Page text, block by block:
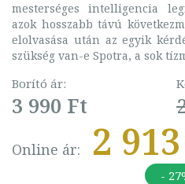
mesterséges intelligencia
azok hosszabb távú
elolvasása után az egyik
szükség van-e Spotra, a sok
Borító ár:
3 990 Ft
Online ár: 2
-